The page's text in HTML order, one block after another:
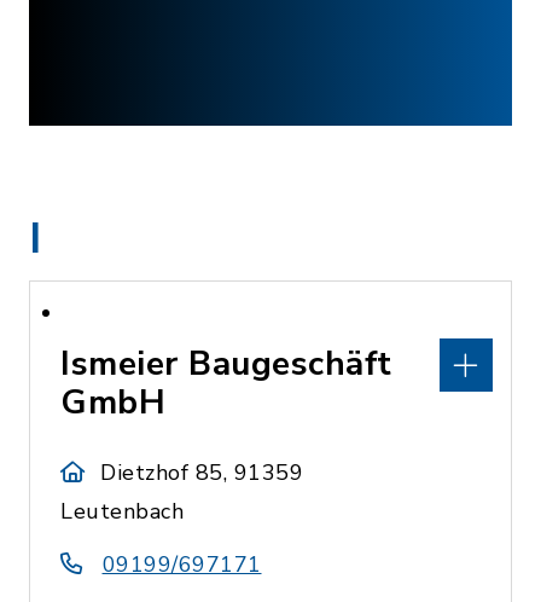
I
Ismeier Baugeschäft
GmbH
Dietzhof 85, 91359
Leutenbach
09199/697171